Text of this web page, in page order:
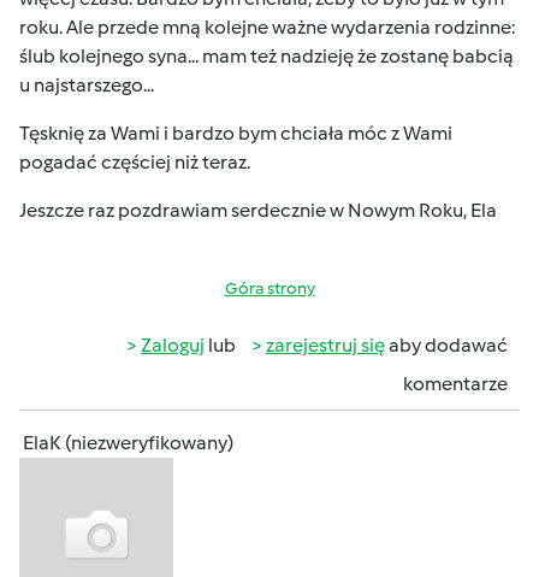
roku. Ale przede mną kolejne ważne wydarzenia rodzinne:
ślub kolejnego syna... mam też nadzieję że zostanę babcią
u najstarszego...
Tęsknię za Wami i bardzo bym chciała móc z Wami
pogadać częściej niż teraz.
Jeszcze raz pozdrawiam serdecznie w Nowym Roku, Ela
Góra strony
Zaloguj lub zarejestruj sięaby dodawać
komentarze
ElaK (niezweryfikowany)